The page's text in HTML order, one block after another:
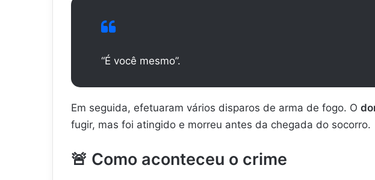
“É você mesmo”.
Em seguida, efetuaram vários disparos de arma de fogo. O
fugir, mas foi atingido e morreu antes da chegada do socorro.
🚨 Como aconteceu o crime